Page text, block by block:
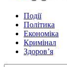
Події
Політика
Економіка
Кримінал
Здоров’я